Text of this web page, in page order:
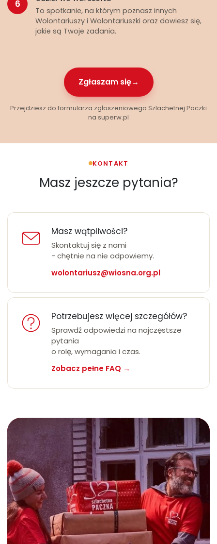
6
To spotkanie, na którym poznasz innych
Wolontariuszy i Wolontariuszki oraz dowiesz się,
jakie są Twoje zadania.
Zgłaszam się
Przejdziesz do formularza zgłoszeniowego Szlachetnej Paczki
na superw.pl
KONTAKT
Masz jeszcze pytania?
Masz wątpliwości?
Skontaktuj się z nami
- chętnie na nie odpowiemy.
wolontariusz@wiosna.org.pl
Potrzebujesz więcej szczegółów?
Sprawdź odpowiedzi na najczęstsze
pytania
o rolę, wymagania i czas.
Zobacz pełne FAQ →